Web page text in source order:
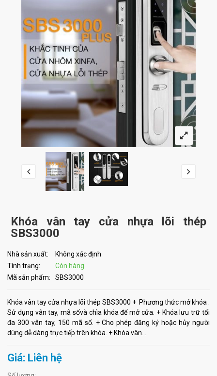
Khóa vân tay cửa nhựa lõi thép
SBS3000
Nhà sản xuất:
Không xác định
Tình trạng:
Còn hàng
Mã sản phẩm:
SBS3000
Khóa vân tay cửa nhựa lõi thép SBS3000 + Phương thức mở khóa :
Sử dụng vân tay, mã sốvà chìa khóa để mở cửa. + Khóa lưu trữ tối
đa 300 vân tay, 150 mã số. + Cho phép đăng ký hoặc hủy người
dùng dễ dàng trực tiếp trên khóa. + Khóa vân...
Giá: Liên hệ